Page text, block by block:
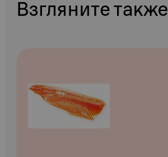
Взгляните также